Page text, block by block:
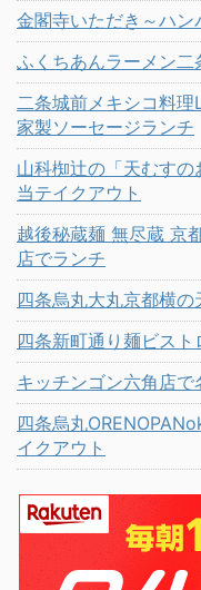
金閣寺いただき～ハ
ふくちあんラーメン二
二条城前メキシコ料
家製ソーセージランチ
山科椥辻の「天むす
当テイクアウト
越後秘蔵麺 無尽蔵 京
店でランチ
四条烏丸大丸京都横
四条新町通り麺ビス
キッチンゴン六角店
四条烏丸
イクアウト